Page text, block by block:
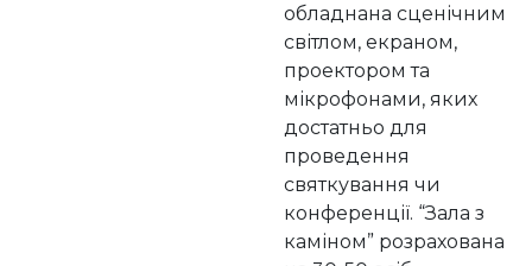
обладнана сценічним
світлом, екраном,
проектором та
мікрофонами, яких
достатньо для
проведення
святкування чи
конференції. “Зала з
каміном” розрахована